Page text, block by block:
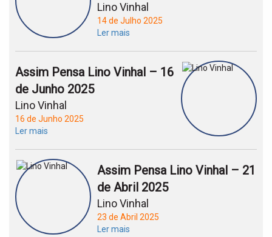
Lino Vinhal
14 de Julho 2025
Ler mais
Assim Pensa Lino Vinhal – 16
de Junho 2025
Lino Vinhal
16 de Junho 2025
Ler mais
Assim Pensa Lino Vinhal – 21
de Abril 2025
Lino Vinhal
23 de Abril 2025
Ler mais